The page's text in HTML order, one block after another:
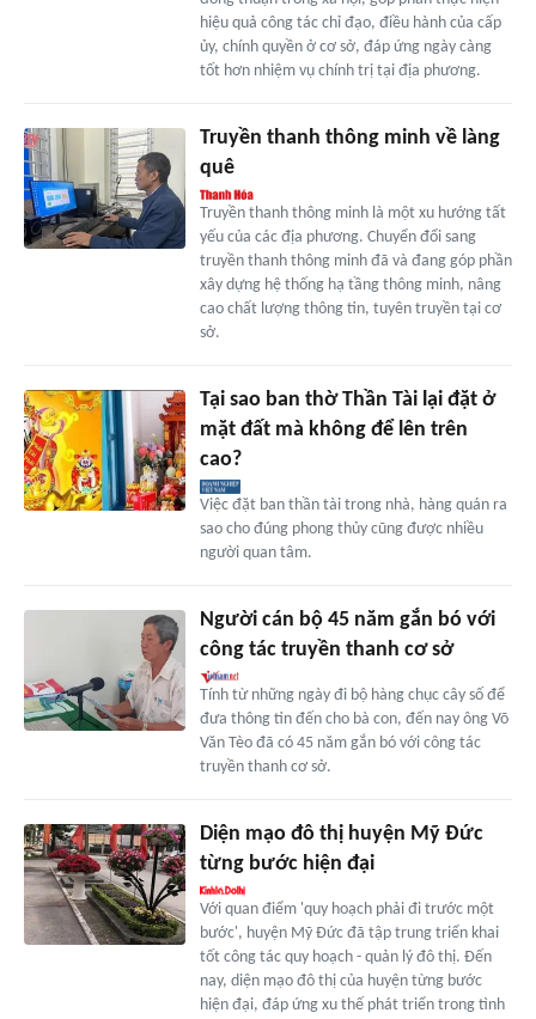
hiệu quả công tác chỉ đạo, điều hành của cấp
ủy, chính quyền ở cơ sở, đáp ứng ngày càng
tốt hơn nhiệm vụ chính trị tại địa phương.
Truyền thanh thông minh về làng
quê
Truyền thanh thông minh là một xu hướng tất
yếu của các địa phương. Chuyển đổi sang
truyền thanh thông minh đã và đang góp phần
xây dựng hệ thống hạ tầng thông minh, nâng
cao chất lượng thông tin, tuyên truyền tại cơ
sở.
Tại sao ban thờ Thần Tài lại đặt ở
mặt đất mà không để lên trên
cao?
Việc đặt ban thần tài trong nhà, hàng quán ra
sao cho đúng phong thủy cũng được nhiều
người quan tâm.
Người cán bộ 45 năm gắn bó với
công tác truyền thanh cơ sở
Tính từ những ngày đi bộ hàng chục cây số để
đưa thông tin đến cho bà con, đến nay ông Võ
Văn Tèo đã có 45 năm gắn bó với công tác
truyền thanh cơ sở.
Diện mạo đô thị huyện Mỹ Đức
từng bước hiện đại
Với quan điểm 'quy hoạch phải đi trước một
bước', huyện Mỹ Đức đã tập trung triển khai
tốt công tác quy hoạch - quản lý đô thị. Đến
nay, diện mạo đô thị của huyện từng bước
hiện đại, đáp ứng xu thế phát triển trong tình